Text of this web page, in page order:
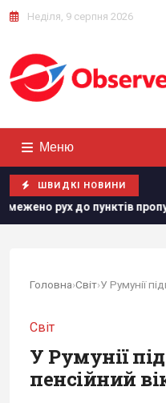
Неділя, 9 серпня 2026
Меню
ШВИДКІ НОВИНИ
пропуску з
Головна›Світ›
Світ
У Румунії
пенсійний